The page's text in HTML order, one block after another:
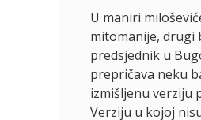
U maniri
mitomanije, drugi
predsjednik u
prepričava neku
izmišljenu verziju
Verziju u kojoj